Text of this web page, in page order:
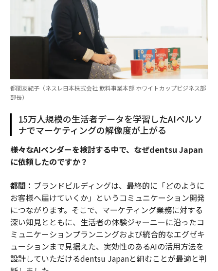
都間友紀子（ネスレ日本株式会社 飲料事業本部 ホワイトカップビジネス部
部長）
15万人規模の生活者データを学習したAIペルソ
ナでマーケティングの解像度が上がる
――様々なAIベンダーを検討する中で、なぜdentsu Japan
に依頼したのですか？
都間： ブランドビルディングは、最終的に「どのように
お客様へ届けていくか」というコミュニケーション開発
につながります。そこで、マーケティング業務に対する
深い知見とともに、生活者の体験ジャーニーに沿ったコ
ミュニケーションプランニングおよび統合的なエグゼキ
ューションまで見据えた、実効性のあるAIの活用方法を
設計していただけるdentsu Japanと組むことが最適と判